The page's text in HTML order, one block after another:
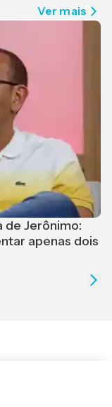
Ver mais
de Jerônimo:
apenas dois